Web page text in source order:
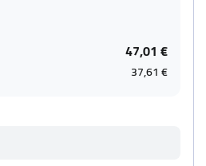
47,01 €
37,61 €